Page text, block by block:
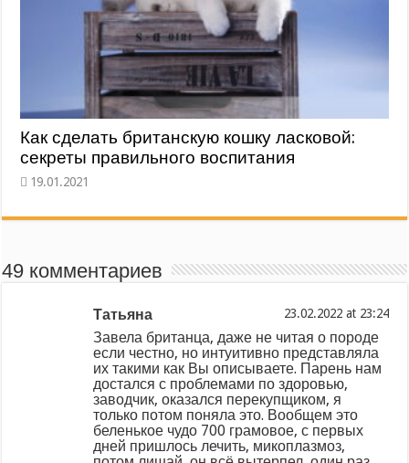
Как сделать британскую кошку ласковой:
секреты правильного воспитания
49 комментариев
Татьяна at
Завела британца, даже не читая о породе
если честно, но интуитивно представляла
их такими как Вы описываете. Парень нам
достался с проблемами по здоровью,
заводчик, оказался перекупщиком, я
только потом поняла это. Вообщем это
беленькое чудо 700 грамовое, с первых
дней пришлось лечить, микоплазмоз,